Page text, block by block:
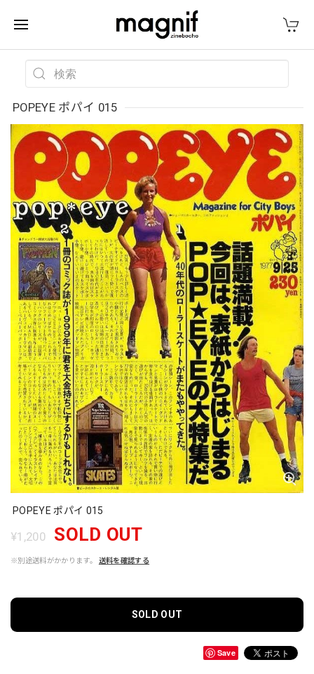
POPEYE ポパイ 015
POPEYE ポパイ 015
¥1,200 SOLD OUT
※別途送料がかかります。 送料を確認する
SOLD OUT
Save